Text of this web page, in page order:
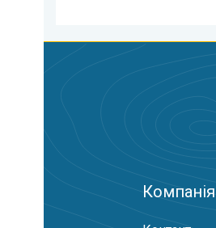
Компанія